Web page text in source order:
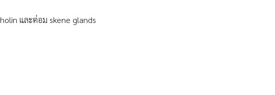
และต่อม skene glands